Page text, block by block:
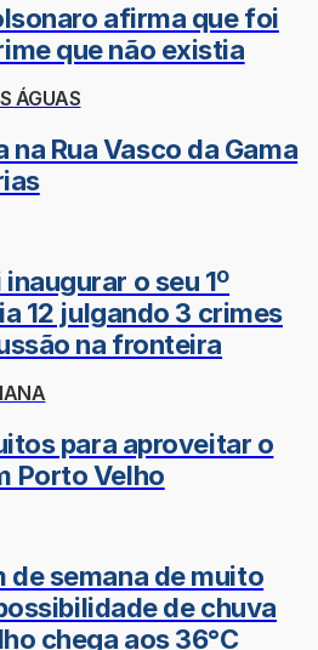
afirma que foi
que não existia
ÁGUAS
na Rua Vasco da Gama
o seu 1º
12 julgando 3 crimes
na fronteira
para aproveitar o
Porto Velho
de semana de muito
de chuva
chega aos 36°C